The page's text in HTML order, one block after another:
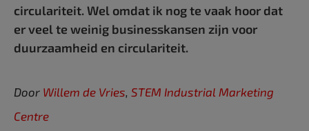
circulariteit. Wel omdat ik nog te vaak hoor dat
er veel te weinig businesskansen zijn voor
duurzaamheid en circulariteit.
Door Willem de Vries, STEM Industrial Marketing
Centre